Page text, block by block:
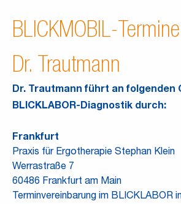
BLICKMOBIL-Termine
Dr. Trautmann
Dr. Trautmann führt an folgenden
BLICKLABOR-Diagnostik durch:
Frankfurt
Praxis für Ergotherapie Stephan Klein
Werrastraße 7
60486 Frankfurt am Main
Terminvereinbarung im BLICKLABOR